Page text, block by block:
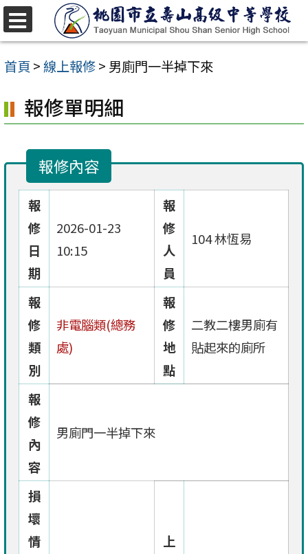
跳
至
主
內
容
首頁 >線上報修> 男廁門一半掉下來
報修單明細
報修內容
報
修
日
期
2026-01-23
10:15
報
修
人
員
104 林恆易
報
修
類
別
非電腦類(總務
處)
報
修
地
點
二教二樓男廁有
貼起來的廁所
報
修
內
容
男廁門一半掉下來
損
壞
情
上
選
單